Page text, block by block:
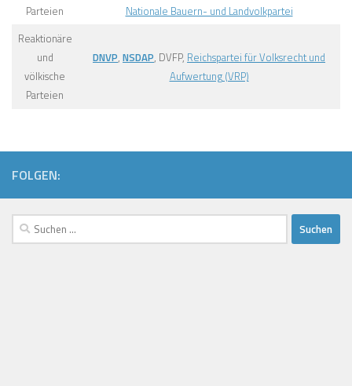
Parteien
Nationale Bauern- und Landvolkpartei
Reaktionäre
und
völkische
Parteien
DNVP, NSDAP, DVFP, Reichspartei für Volksrecht und
Aufwertung (VRP)
FOLGEN:
Suchen
nach: